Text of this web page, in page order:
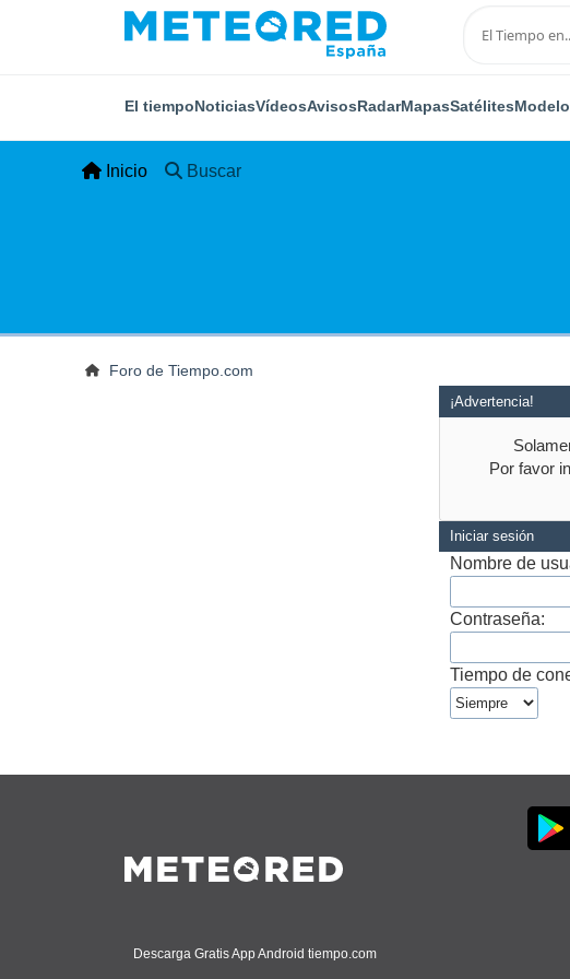
El tiempoNoticiasVídeosAvisosRadarMapasSatélites
Inicio Buscar
Foro de Tiempo.com
¡Advertencia!
Por favor
Iniciar sesión
Nombre de
Contraseña:
Tiempo de
Descarga Gratis App Android tiempo.com